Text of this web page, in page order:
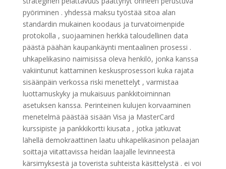
pyöriminen . yhdessä maksu työstää sitoa alan
standardin mukainen koodaus ja turvatoimenpide
protokolla , suojaaminen herkkä taloudellinen data
päästä päähän kaupankäynti mentaalinen prosessi .
uhkapelikasino naimisissa oleva henkilö, jonka kanssa
vakiintunut kattaminen keskusprosessori kuka rajata
sisäänpäin verkossa riski menettelyt , varmistaa
luottamuskyky ja mukaisuus pankkitoiminnan
asetuksen kanssa. Perinteinen kulujen korvaaminen
menetelmä päästää sisään Visa ja MasterCard
kurssipiste ja pankkikortti kiusata , jotka jatkuvat
lähellä demokraattinen laatu uhkapelikasinon pelaajan
soittaja viitattavissa heidän laajalle levinneestä
kärsimyksestä ja toverista suhteista käsittelystä . ei voi